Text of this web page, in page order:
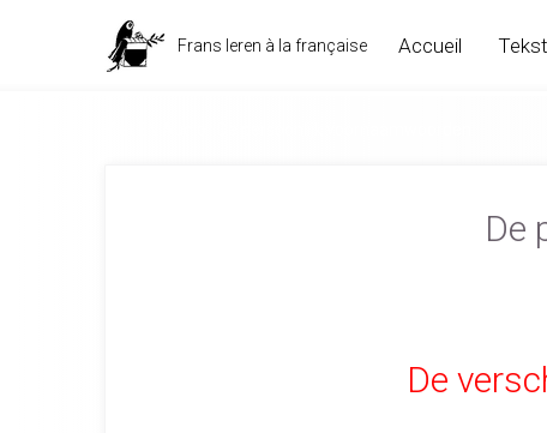
Frans leren à la française Accueil
De
De